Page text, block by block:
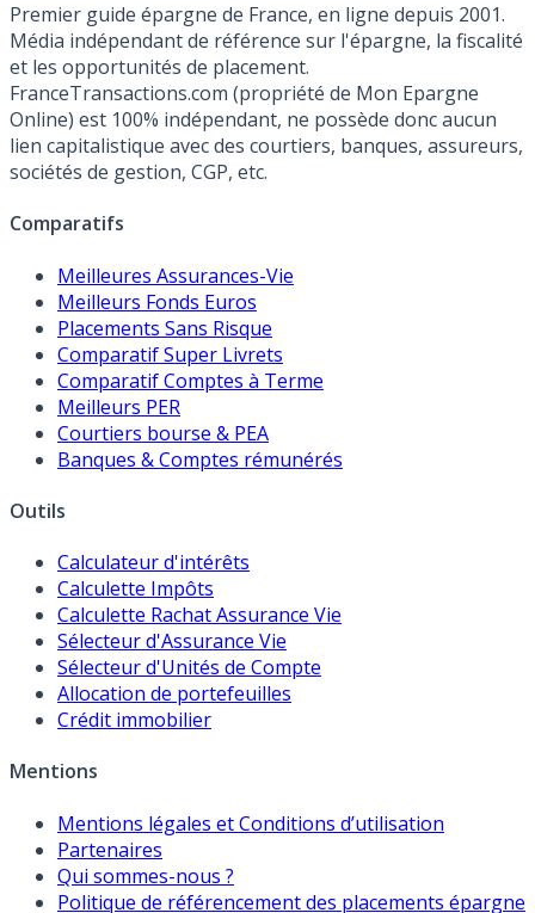
Premier guide épargne de France, en ligne depuis 2001.
Média indépendant de référence sur l'épargne, la fiscalité
et les opportunités de placement.
FranceTransactions.com (propriété de Mon Epargne
Online) est 100% indépendant, ne possède donc aucun
lien capitalistique avec des courtiers, banques, assureurs,
sociétés de gestion, CGP, etc.
Comparatifs
Meilleures Assurances-Vie
Meilleurs Fonds Euros
Placements Sans Risque
Comparatif Super Livrets
Comparatif Comptes à Terme
Meilleurs PER
Courtiers bourse & PEA
Banques & Comptes rémunérés
Outils
Calculateur d'intérêts
Calculette Impôts
Calculette Rachat Assurance Vie
Sélecteur d'Assurance Vie
Sélecteur d'Unités de Compte
Allocation de portefeuilles
Crédit immobilier
Mentions
Mentions légales et Conditions d’utilisation
Partenaires
Qui sommes-nous ?
Politique de référencement des placements épargne